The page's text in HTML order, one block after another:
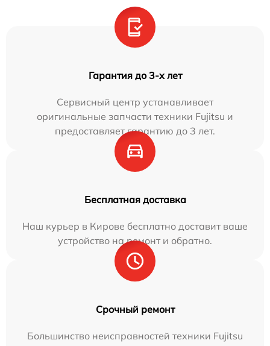
Гарантия до 3-х лет
Сервисный центр устанавливает
оригинальные запчасти техники Fujitsu и
предоставляет гарантию до 3 лет.
Бесплатная доставка
Наш курьер в Кирове бесплатно доставит ваше
устройство на ремонт и обратно.
Срочный ремонт
Большинство неисправностей техники Fujitsu